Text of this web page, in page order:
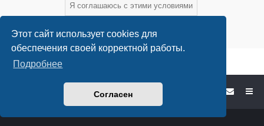
Этот сайт использует cookies для
обеспечения своей корректной работы.
Подробнее
Согласен
Форум садоводов - список форумов